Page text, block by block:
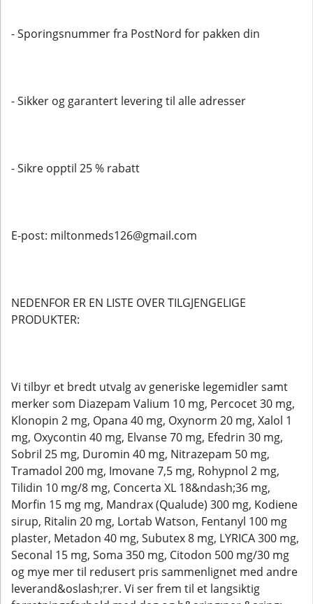
- Sporingsnummer fra PostNord for pakken din
- Sikker og garantert levering til alle adresser
- Sikre opptil 25 % rabatt
E-post: miltonmeds126@gmail.com
NEDENFOR ER EN LISTE OVER TILGJENGELIGE
PRODUKTER:
Vi tilbyr et bredt utvalg av generiske legemidler samt
merker som Diazepam Valium 10 mg, Percocet 30 mg,
Klonopin 2 mg, Opana 40 mg, Oxynorm 20 mg, Xalol 1
mg, Oxycontin 40 mg, Elvanse 70 mg, Efedrin 30 mg,
Sobril 25 mg, Duromin 40 mg, Nitrazepam 50 mg,
Tramadol 200 mg, Imovane 7,5 mg, Rohypnol 2 mg,
Tilidin 10 mg/8 mg, Concerta XL 18&ndash;36 mg,
Morfin 15 mg mg, Mandrax (Qualude) 300 mg, Kodiene
sirup, Ritalin 20 mg, Lortab Watson, Fentanyl 100 mg
plaster, Metadon 40 mg, Subutex 8 mg, LYRICA 300 mg,
Seconal 15 mg, Soma 350 mg, Citodon 500 mg/30 mg
og mye mer til redusert pris sammenlignet med andre
leverand&oslash;rer. Vi ser frem til et langsiktig